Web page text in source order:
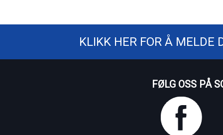
KLIKK HER FOR Å MELDE
FØLG OSS PÅ